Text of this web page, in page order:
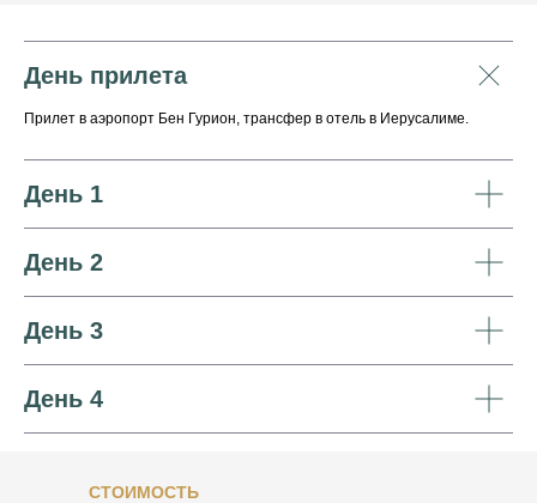
День прилета
Прилет в аэропорт Бен Гурион, трансфер в отель в Иерусалиме.
День 1
День 2
День 3
День 4
СТОИМОСТЬ